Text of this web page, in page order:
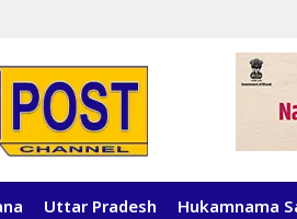
Uttar Pradesh Hukamnama